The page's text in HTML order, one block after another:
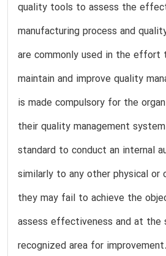
quality tools to assess the
manufacturing process and
are commonly used in the effort
maintain and improve quality
is made compulsory for the
their quality management system
standard to conduct an internal
similarly to any other physical or
they may fail to achieve the
assess effectiveness and at
recognized area for